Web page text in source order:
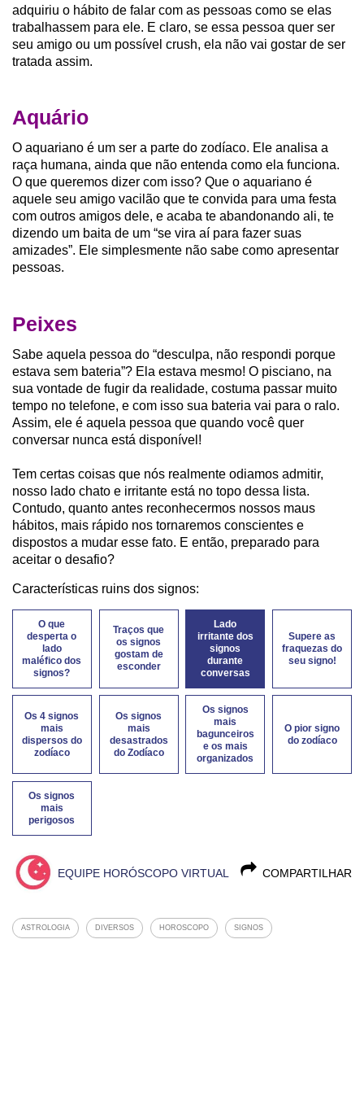
adquiriu o hábito de falar com as pessoas como se elas
trabalhassem para ele. E claro, se essa pessoa quer ser
seu amigo ou um possível crush, ela não vai gostar de ser
tratada assim.
Aquário
O aquariano é um ser a parte do zodíaco. Ele analisa a
raça humana, ainda que não entenda como ela funciona.
O que queremos dizer com isso? Que o aquariano é
aquele seu amigo vacilão que te convida para uma festa
com outros amigos dele, e acaba te abandonando ali, te
dizendo um baita de um “se vira aí para fazer suas
amizades”. Ele simplesmente não sabe como apresentar
pessoas.
Peixes
Sabe aquela pessoa do “desculpa, não respondi porque
estava sem bateria”? Ela estava mesmo! O pisciano, na
sua vontade de fugir da realidade, costuma passar muito
tempo no telefone, e com isso sua bateria vai para o ralo.
Assim, ele é aquela pessoa que quando você quer
conversar nunca está disponível!
Tem certas coisas que nós realmente odiamos admitir,
nosso lado chato e irritante está no topo dessa lista.
Contudo, quanto antes reconhecermos nossos maus
hábitos, mais rápido nos tornaremos conscientes e
dispostos a mudar esse fato. E então, preparado para
aceitar o desafio?
Características ruins dos signos:
O que
desperta o
lado
maléfico dos
signos?
Traços que
os signos
gostam de
esconder
Lado
irritante dos
signos
durante
conversas
Supere as
fraquezas do
seu signo!
Os 4 signos
mais
dispersos do
zodíaco
Os signos
mais
desastrados
do Zodíaco
Os signos
mais
bagunceiros
e os mais
organizados
O pior signo
do zodíaco
Os signos
mais
perigosos
COMPARTILHAR
EQUIPE HORÓSCOPO VIRTUAL
ASTROLOGIA DIVERSOS HOROSCOPO SIGNOS